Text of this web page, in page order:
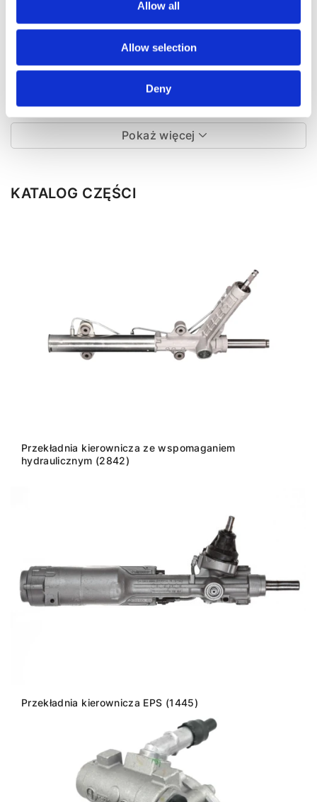
Allow all
Allow selection
Deny
Numer artykułu:AU9007KIT
Na stanie
Renault Kangoo 97-07
Numer artykułu:RE9002KIT
StanNowy
Na stanie
171 PLN
Pokaż więcej
KATALOG CZĘŚCI
Przekładnia kierownicza ze wspomaganiem
hydraulicznym (2842)
Przekładnia kierownicza EPS (1445)